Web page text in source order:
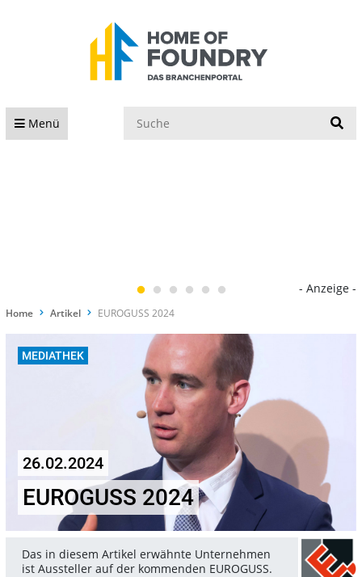
Menü
- Anzeige -
Home Artikel EUROGUSS 2024
MEDIATHEK
26.02.2024
EUROGUSS 2024
Das in diesem Artikel erwähnte Unternehmen
ist Aussteller auf der kommenden EUROGUSS.